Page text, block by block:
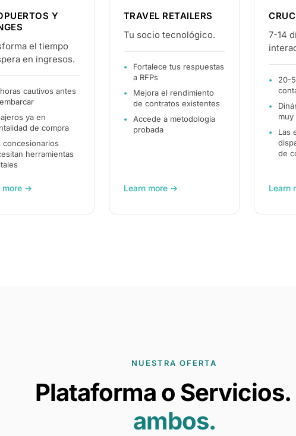
Y
el tiempo
en ingresos.
cautivos antes
ya en
de compra
concesionarios
herramientas
more →
TRAVEL RETAILERS
Tu socio tecnológico.
Fortalece tus respuestas
a RFPs
Mejora el rendimiento
de contratos existentes
Accede a metodología
probada
Learn more →
7-14
20-
muy
Las
de
Learn
NUESTRA OFERTA
Plataforma o Servicios.
ambos.